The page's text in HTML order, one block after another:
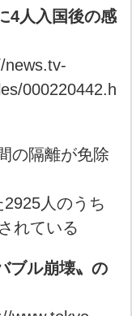
4人入国後の感
news.tv-
000220442.h
の隔離が免除
人のうち
れている
ブル崩壊〟の